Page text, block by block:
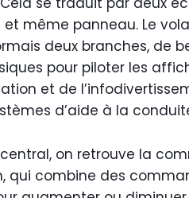
et même panneau. Le
deux branches, de
pour piloter les
et de
d’aide à la
central, on retrouve la
qui combine des